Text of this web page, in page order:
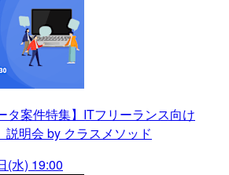
タ案件特集】ITフリーランス向け
説明会 by クラスメソッド
(水) 19:00